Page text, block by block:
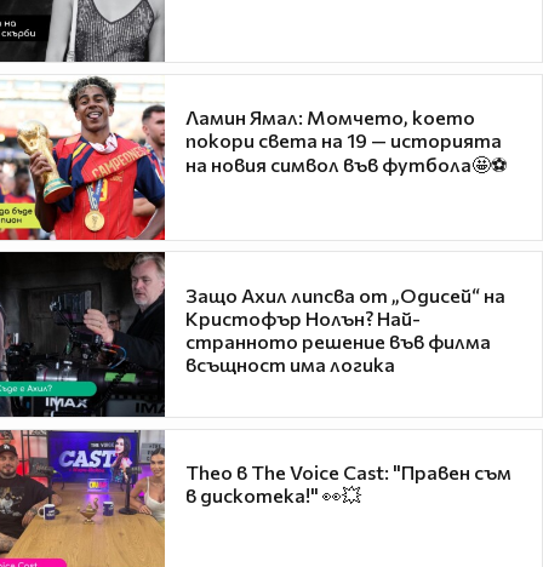
Ламин Ямал: Момчето, което
покори света на 19 — историята
на новия символ във футбола🤩⚽
Защо Ахил липсва от „Одисей“ на
Кристофър Нолън? Най-
странното решение във филма
всъщност има логика
Theo в The Voice Cast: "Правен съм
в дискотека!" 👀💥